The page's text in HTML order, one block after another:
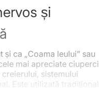
și
ca „Coama leului” sau
mai apreciate ciuperci
sistemului
Este utilizată tradițional